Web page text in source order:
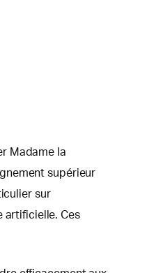
Madame la
supérieur
sur
artificielle. Ces